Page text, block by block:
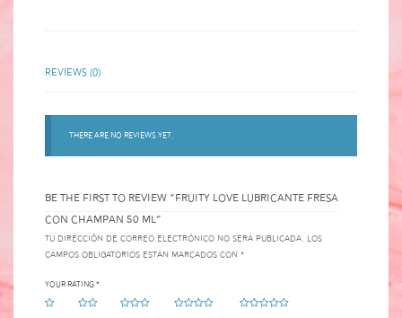
Reviews (0)
There are no reviews yet.
BE THE FIRST TO REVIEW “FRUITY LOVE LUBRICANTE FRESA
CON CHAMPAN 50 ML”
Tu dirección de correo electrónico no será publicada. Los
campos obligatorios están marcados con *
Your rating*